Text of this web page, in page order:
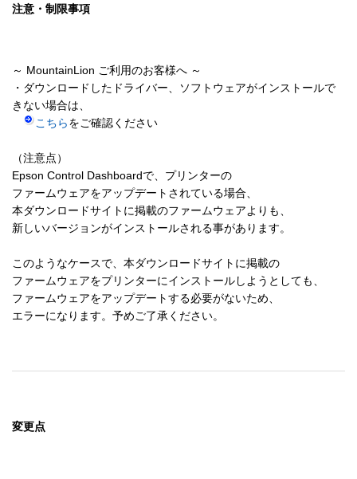
注意・制限事項
～ MountainLion ご利用のお客様へ ～
・ダウンロードしたドライバー、ソフトウェアがインストールで
きない場合は、
こちらをご確認ください
（注意点）
Epson Control Dashboardで、プリンターの
ファームウェアをアップデートされている場合、
本ダウンロードサイトに掲載のファームウェアよりも、
新しいバージョンがインストールされる事があります。
このようなケースで、本ダウンロードサイトに掲載の
ファームウェアをプリンターにインストールしようとしても、
ファームウェアをアップデートする必要がないため、
エラーになります。予めご了承ください。
変更点